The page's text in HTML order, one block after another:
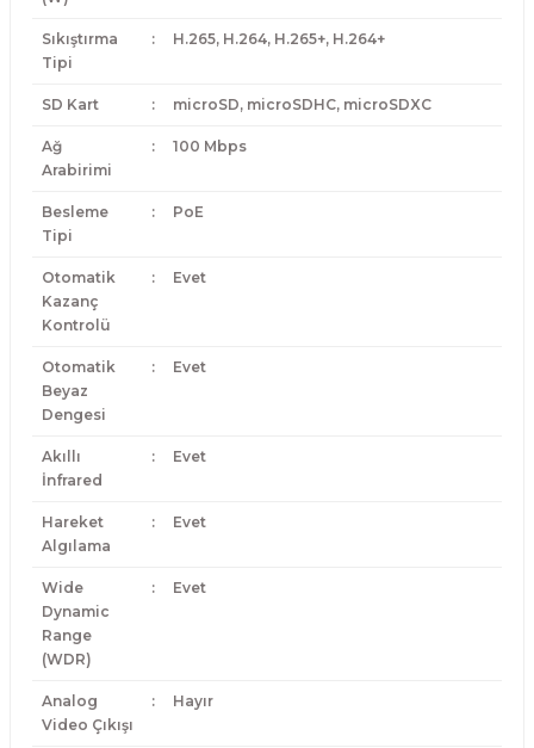
Sıkıştırma
Tipi
: H.265, H.264, H.265+, H.264+
SD Kart : microSD, microSDHC, microSDXC
Ağ
Arabirimi
: 100 Mbps
Besleme
Tipi
: PoE
Otomatik
Kazanç
Kontrolü
: Evet
Otomatik
Beyaz
Dengesi
: Evet
Akıllı
İnfrared
: Evet
Hareket
Algılama
: Evet
Wide
Dynamic
Range
(WDR)
: Evet
Analog
Video Çıkışı
: Hayır